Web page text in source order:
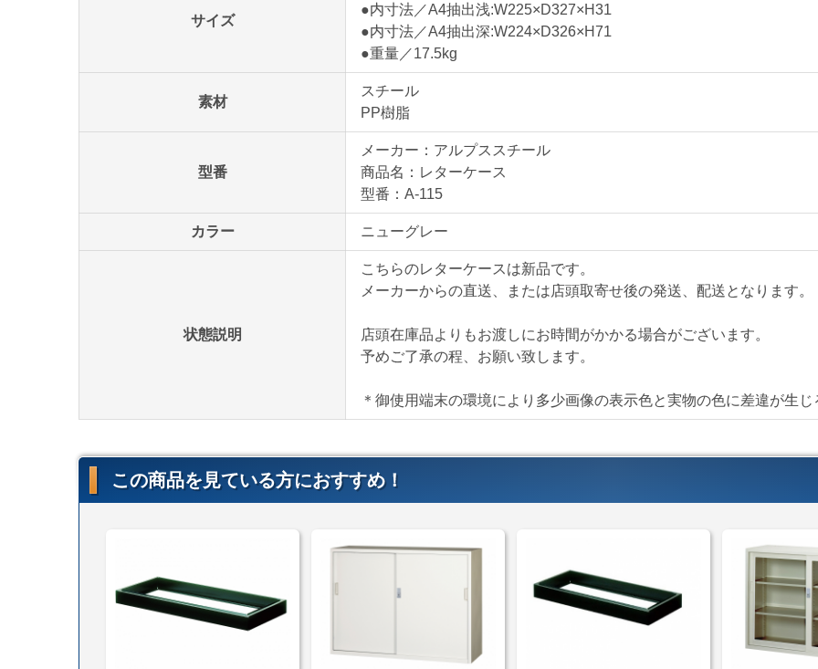
横浜市内 1,000円～
＊お客様のご要望に応
ヤマトらくらく家財便
＊区により
■東京23区 1台 ￥
￥8,000（自
■神奈川県・東京都
■千葉県・埼玉県 1
サイズ
●内寸法／A4抽出浅:W225×D327×H31
●内寸法／A4抽出深:W224×D326×H71
●重量／17.5kg
素材
スチール
PP樹脂
型番
メーカー：アルプススチール
商品名：レターケース
型番：A-115
カラー ニューグレー
状態説明
こちらのレターケースは新品です。
メーカーからの直送、または店頭取寄せ後の発送、配送となります。
店頭在庫品よりもお渡しにお時間がかかる場合がございます。
予めご了承の程、お願い致します。
＊御使用端末の環境により多少画像の表示色と実物の色に差違が生
この商品を見ている方におすすめ！